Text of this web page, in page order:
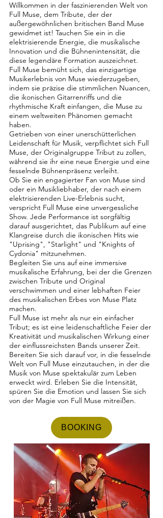
Willkommen in der faszinierenden Welt von
Full Muse, dem Tribute, der der
außergewöhnlichen britischen Band Muse
gewidmet ist! Tauchen Sie ein in die
elektrisierende Energie, die musikalische
Innovation und die Bühnenintensität, die
diese legendäre Formation auszeichnet.
Full Muse bemüht sich, das einzigartige
Musikerlebnis von Muse wiederzugeben,
indem sie präzise die stimmlichen Nuancen,
die ikonischen Gitarrenriffs und die
rhythmische Kraft einfangen, die Muse zu
einem weltweiten Phänomen gemacht
haben.
Getrieben von einer unerschütterlichen
Leidenschaft für Musik, verpflichtet sich Full
Muse, der Originalgruppe Tribut zu zollen,
während sie ihr eine neue Energie und eine
fesselnde Bühnenpräsenz verleiht.
Ob Sie ein engagierter Fan von Muse sind
oder ein Musikliebhaber, der nach einem
elektrisierenden Live-Erlebnis sucht,
verspricht Full Muse eine unvergessliche
Show. Jede Performance ist sorgfältig
darauf ausgerichtet, das Publikum auf eine
Klangreise durch die ikonischen Hits wie
"Uprising", "Starlight" und "Knights of
Cydonia" mitzunehmen.
Begleiten Sie uns auf eine immersive
musikalische Erfahrung, bei der die Grenzen
zwischen Tribute und Original
verschwimmen und einer lebhaften Feier
des musikalischen Erbes von Muse Platz
machen.
Full Muse ist mehr als nur ein einfacher
Tribut; es ist eine leidenschaftliche Feier der
Kreativität und musikalischen Wirkung einer
der einflussreichsten Bands unserer Zeit.
Bereiten Sie sich darauf vor, in die fesselnde
Welt von Full Muse einzutauchen, in der die
Musik von Muse spektakulär zum Leben
erweckt wird. Erleben Sie die Intensität,
spüren Sie die Emotion und lassen Sie sich
von der Magie von Full Muse mitreißen.
BOOKING